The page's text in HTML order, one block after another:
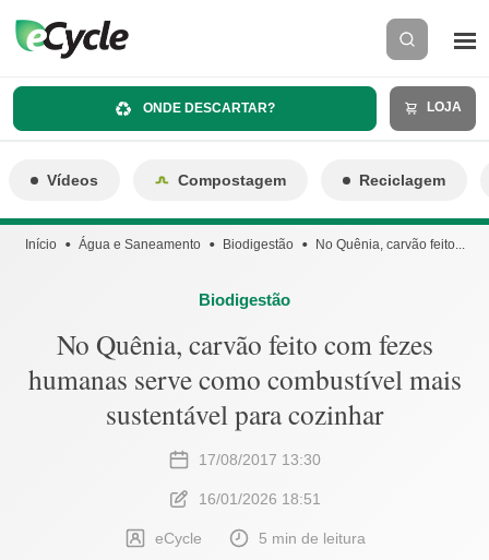
ONDE DESCARTAR? LOJA
Vídeos Compostagem Reciclagem
Início Água e Saneamento Biodigestão No Quênia, carvão feito...
Biodigestão
No Quênia, carvão feito com fezes
humanas serve como combustível mais
sustentável para cozinhar
17/08/2017 13:30
16/01/2026 18:51
eCycle 5 min de leitura